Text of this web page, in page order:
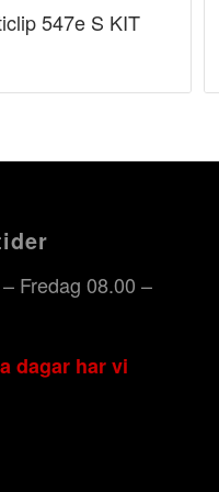
547e S KIT
Fredag 08.00 –
dagar har vi